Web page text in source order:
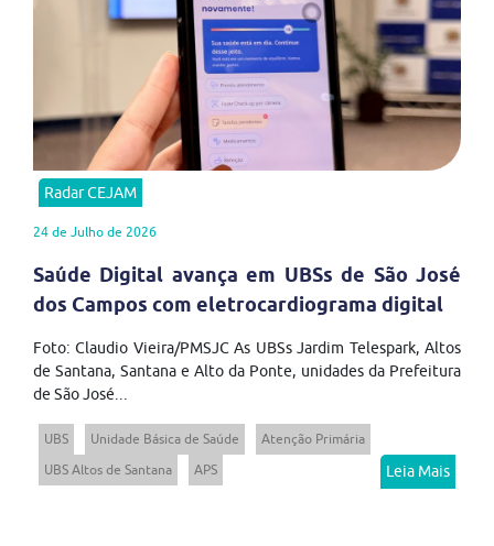
Radar CEJAM
24 de Julho de 2026
Saúde Digital avança em UBSs de São José
dos Campos com eletrocardiograma digital
Foto: Claudio Vieira/PMSJC As UBSs Jardim Telespark, Altos
de Santana, Santana e Alto da Ponte, unidades da Prefeitura
de São José...
UBS Unidade Básica de Saúde
Atenção Primária
UBS Altos de Santana
APS Leia Mais